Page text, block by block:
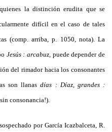
la distinción erudita que se
difícil en el caso de tales
(comp. arriba, p. 1050, nota). La
Jesús :arcabuz, puede de­pender de
del rimador hacia los consonantes
son llanasdías : Díaz, grandes :
consonan­cia!).
por García Icazbalceta, R.